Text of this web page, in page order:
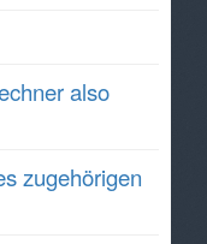
also
zugehörigen